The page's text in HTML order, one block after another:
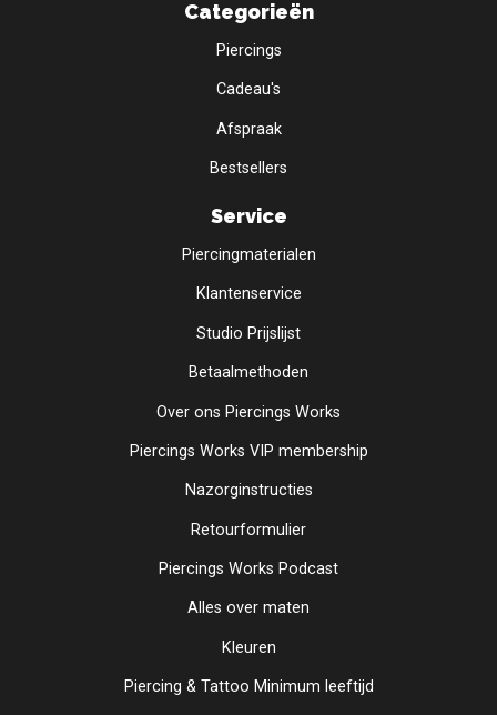
Categorieën
Piercings
Cadeau's
Afspraak
Bestsellers
Service
Piercingmaterialen
Klantenservice
Studio Prijslijst
Betaalmethoden
Over ons Piercings Works
Piercings Works VIP membership
Nazorginstructies
Retourformulier
Piercings Works Podcast
Alles over maten
Kleuren
Piercing & Tattoo Minimum leeftijd